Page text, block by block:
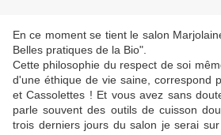
En ce moment se tient le salon
Belles pratiques de la Bio".
Cette philosophie du respect de soi
d'une éthique de vie saine, correspond
et Cassolettes ! Et vous avez sans
parle souvent des outils de cuisson
trois derniers jours du salon je serai